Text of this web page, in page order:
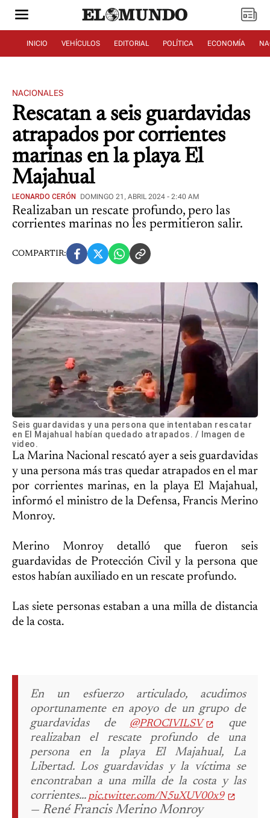
INICIO VEHÍCULOS EDITORIAL POLÍTICA ECONOMÍA
NACIONALES
Rescatan a seis guardavidas
atrapados por corrientes
marinas en la playa El
Majahual
LEONARDO CERÓN DOMINGO 21, ABRIL 2024 - 2:40 AM
Realizaban un rescate profundo, pero las
corrientes marinas no les permitieron salir.
COMPARTIR:
Seis guardavidas y una persona que intentaban rescatar
en El Majahual habían quedado atrapados. / Imagen de
video.
La Marina Nacional rescató ayer a seis guardavidas
y una persona más tras quedar atrapados en el mar
por corrientes marinas, en la playa El Majahual,
informó el ministro de la Defensa, Francis Merino
Monroy.
Merino Monroy detalló que fueron seis
guardavidas de Protección Civil y la persona que
estos habían auxiliado en un rescate profundo.
Las siete personas estaban a una milla de distancia
de la costa.
En un esfuerzo articulado, acudimos
oportunamente en apoyo de un grupo de
guardavidas de @PROCIVILSV
que
realizaban el rescate profundo de una
persona en la playa El Majahual, La
Libertad. Los guardavidas y la víctima se
encontraban a una milla de la costa y las
corrientes... pic.twitter.com/N5uXUV00x9
— René Francis Merino Monroy